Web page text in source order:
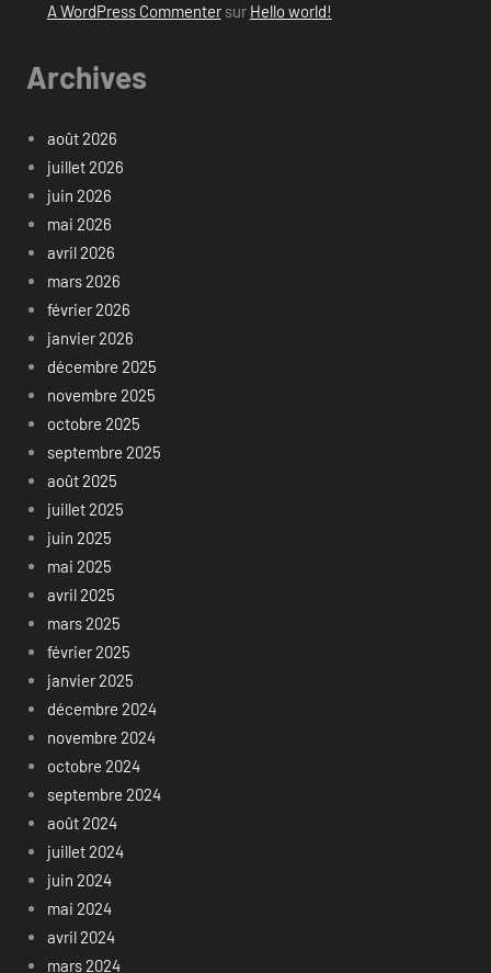
A WordPress Commentersur Hello world!
Archives
août 2026
juillet 2026
juin 2026
mai 2026
avril 2026
mars 2026
février 2026
janvier 2026
décembre 2025
novembre 2025
octobre 2025
septembre 2025
août 2025
juillet 2025
juin 2025
mai 2025
avril 2025
mars 2025
février 2025
janvier 2025
décembre 2024
novembre 2024
octobre 2024
septembre 2024
août 2024
juillet 2024
juin 2024
mai 2024
avril 2024
mars 2024